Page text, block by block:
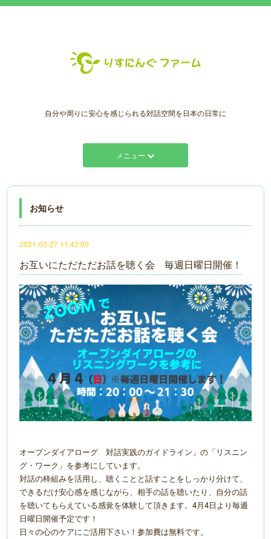
自分や周りに安心を感じられる対話空間を日本の日常に
メニュー
お知らせ
2021-03-27 11:42:00
お互いにただただお話を聴く会 毎週日曜日開催！
オープンダイアローグ 対話実践のガイドライン」の「リスニン
グ・ワーク」を参考にしています。
対話の枠組みを活用し、聴くことと話すことをしっかり分けて、
できるだけ安心感を感じながら、相手の話を聴いたり、自分の話
を聴いてもらえている感覚を体験して頂きます。4月4日より毎週
日曜日開催予定です！
日々の心のケアにご活用下さい！参加費は無料です。